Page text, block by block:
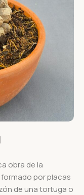
obra de la
por placas
de una tortuga o